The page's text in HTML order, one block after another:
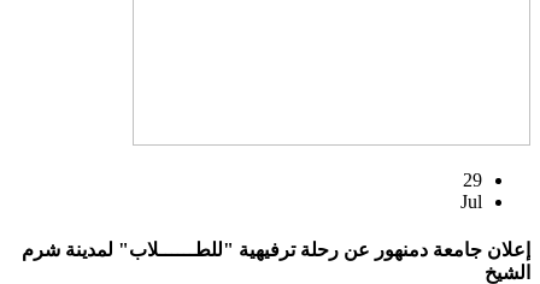
29
Jul
إعلان جامعة دمنهور عن رحلة ترفيهية "للطــــــلاب" لمدينة شرم
الشيخ